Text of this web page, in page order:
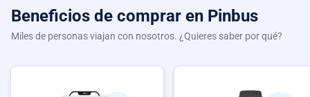
Beneficios de comprar en Pinbus
Miles de personas viajan con nosotros. ¿Quieres saber por qué?